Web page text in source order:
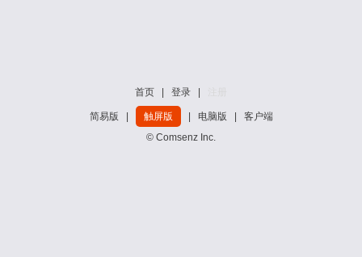
首页 登录
简易版 触屏版 电脑版
客户端
© Comsenz Inc.